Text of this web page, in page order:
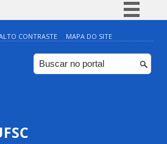
Simplifique!
Comunica BR
Participe
CONTRASTE MAPA DO SITE